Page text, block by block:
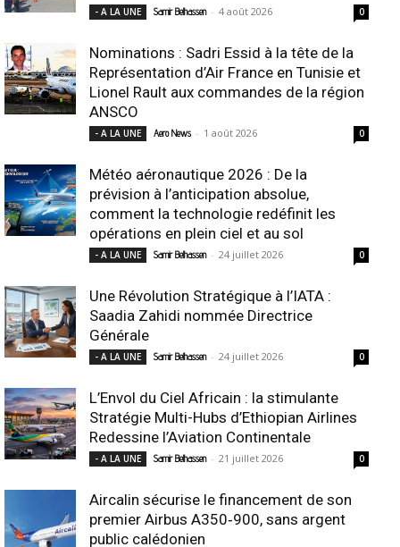
- A LA UNE Samir Belhassen - 4 août 2026 0
Nominations : Sadri Essid à la tête de la
Représentation d’Air France en Tunisie et
Lionel Rault aux commandes de la région
ANSCO
- A LA UNE Aero News - 1 août 2026 0
Météo aéronautique 2026 : De la
prévision à l’anticipation absolue,
comment la technologie redéfinit les
opérations en plein ciel et au sol
- A LA UNE Samir Belhassen - 24 juillet 2026 0
Une Révolution Stratégique à l’IATA :
Saadia Zahidi nommée Directrice
Générale
- A LA UNE Samir Belhassen - 24 juillet 2026 0
L’Envol du Ciel Africain : la stimulante
Stratégie Multi-Hubs d’Ethiopian Airlines
Redessine l’Aviation Continentale
- A LA UNE Samir Belhassen - 21 juillet 2026 0
Aircalin sécurise le financement de son
premier Airbus A350‑900, sans argent
public calédonien